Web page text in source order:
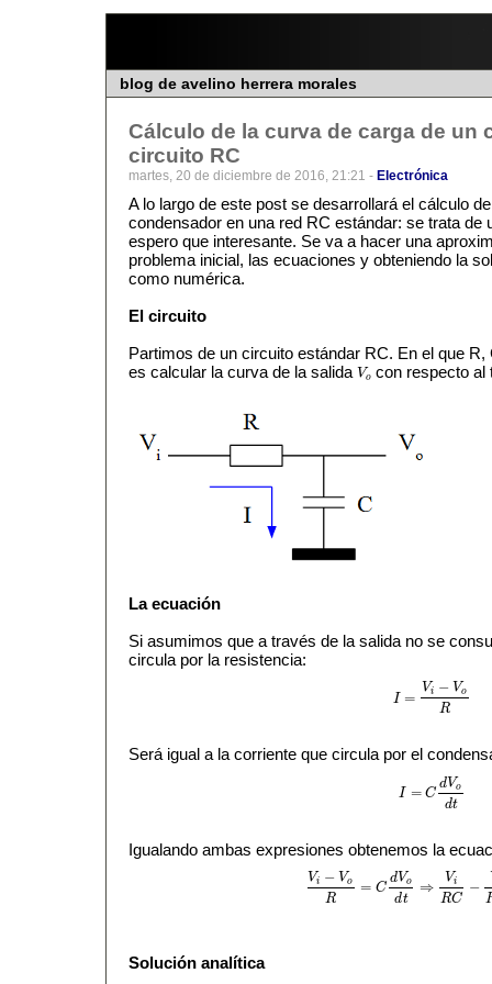
blog de avelino herrera morales
Cálculo de la curva de carga de un
circuito RC
martes, 20 de diciembre de 2016, 21:21 - Electrónica
A lo largo de este post se desarrollará el cálculo
condensador en una red RC estándar: se trata de
espero que interesante. Se va a hacer una
problema inicial, las ecuaciones y obteniendo la
como numérica.
El circuito
Partimos de un circuito estándar RC. En el que
es calcular la curva de la salida Vo
Vo con respecto al
La ecuación
Si asumimos que a través de la salida no se
circula por la resistencia:
I =
Vi − Vo
R
I= Vi−VoR
Será igual a la corriente que circula por el
I = C
dVo
dt
=CdVodt
Igualando ambas expresiones obtenemos la
Vi − Vo
R
= C
dVo
dt
⇒
Vi
RC
−
Vi−V oR =CdVod ⇒V RC−V oR C
Solución analítica